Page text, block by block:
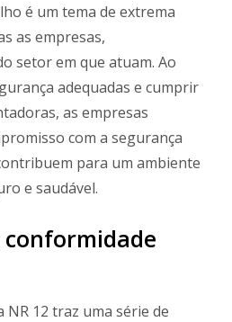
é um tema de extrema
as empresas,
setor em que atuam. Ao
adequadas e cumprir
as empresas
com a segurança
para um ambiente
e saudável.
conformidade
NR 12 traz uma série de